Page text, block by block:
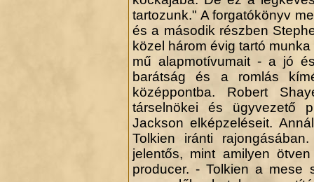
tartozunk." A forgatókönyv
és a második részben
közel három évig tartó
mű alapmotívumait - a jó
barátság és a romlás
középpontba. Robert
társelnökei és ügyvezető
Jackson elképzeléseit.
Tolkien iránti
jelentős, mint amilyen
producer. - Tolkien a mese